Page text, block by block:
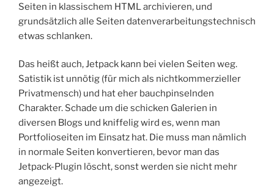
Seiten in klassischem HTML archivieren, und
grundsätzlich alle Seiten datenverarbeitungstechnisch
etwas schlanken.
Das heißt auch, Jetpack kann bei vielen Seiten weg.
Satistik ist unnötig (für mich als nichtkommerzieller
Privatmensch) und hat eher bauchpinselnden
Charakter. Schade um die schicken Galerien in
diversen Blogs und kniffelig wird es, wenn man
Portfolioseiten im Einsatz hat. Die muss man nämlich
in normale Seiten konvertieren, bevor man das
Jetpack-Plugin löscht, sonst werden sie nicht mehr
angezeigt.